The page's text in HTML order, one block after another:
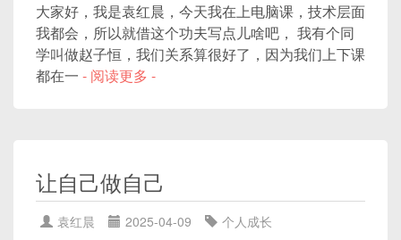
大家好，我是袁红晨，今天我在上电脑课，技术层面
我都会，所以就借这个功夫写点儿啥吧， 我有个同
学叫做赵子恒，我们关系算很好了，因为我们上下课
都在一 - 阅读更多 -
让自己做自己
袁红晨 2025-04-09 个人成长